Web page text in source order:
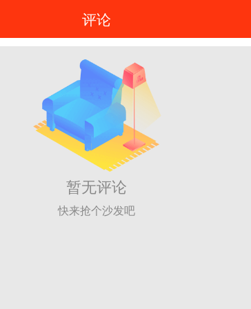
评论
暂无评论
快来抢个沙发吧